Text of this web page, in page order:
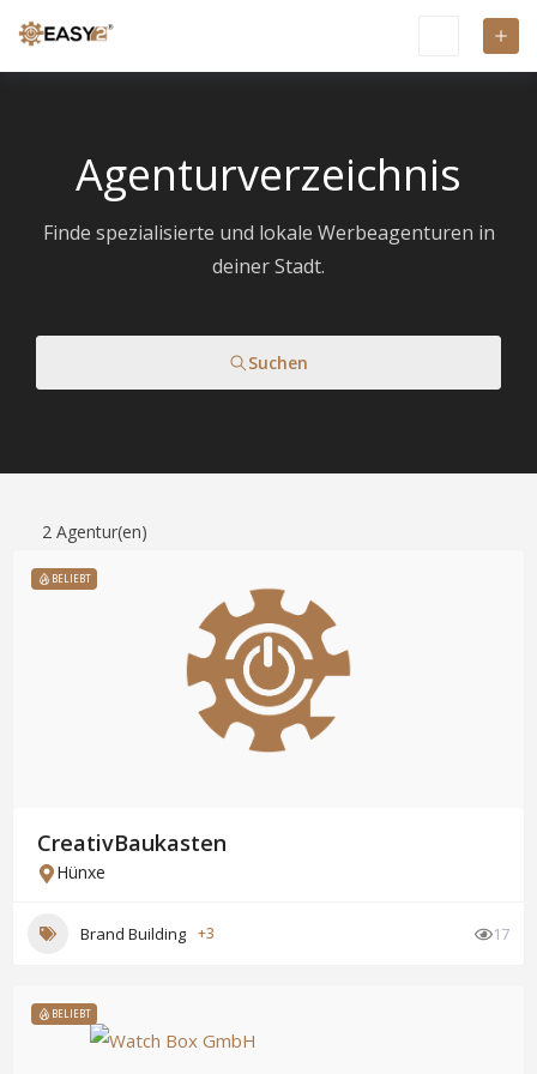
Agenturverzeichnis
Finde spezialisierte und lokale Werbeagenturen in
deiner Stadt.
Suchen
2 Agentur(en)
BELIEBT
CreativBaukasten
Hünxe
Brand Building +3 17
BELIEBT